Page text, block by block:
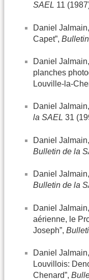
SAEL 11
Daniel
Capet”,
Daniel Jalmain,
planches
Louville-la-
Daniel
la SAEL 31
Daniel
Bulletin de la
Daniel
Bulletin de la
Daniel
aérienne, le
Joseph”,
Daniel
Louvillois:
Chenard”,